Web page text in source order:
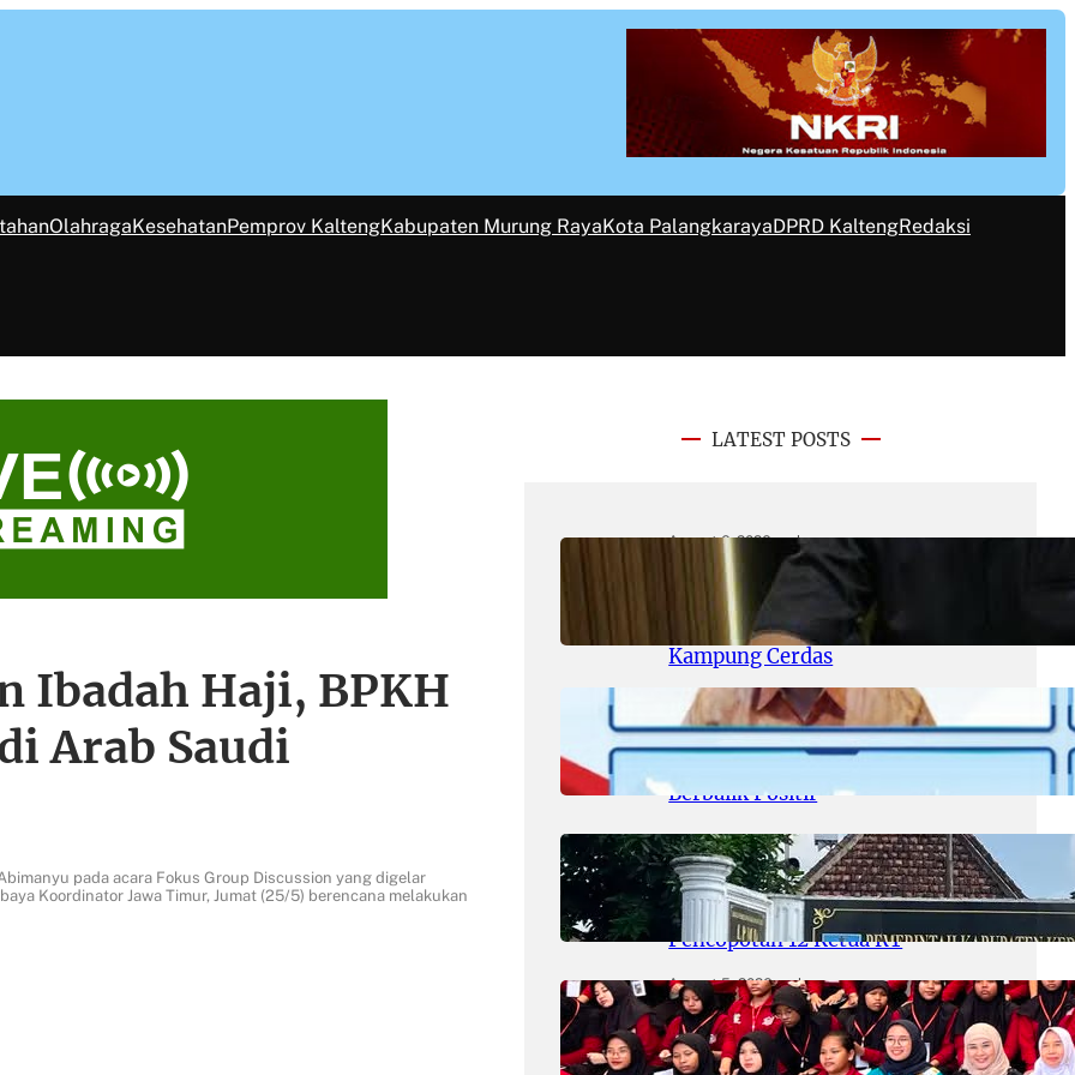
OlahragaKesehatanPemprov KaltengKabupaten Murung RayaKota PalangkarayaDPRD KaltengRedaksi
Ibadah Haji, BPKH
Arab Saudi
pada acara Fokus Group Discussion yang digelar
Koordinator Jawa Timur, Jumat (25/5) berencana melakukan
LATEST POSTS
August 6, 2026.areknews
DPRD Surabaya Pastikan
Program Kampung Pancasila
Terakomodasi Dalam Raperda
Kampung Cerdas
August 6, 2026.areknews
Sektor Jasa Keuangan Stabil, OJK
Berbalik Positif
August 5, 2026.areknews
Heboh! Usai Disorot Media, Kades
Duwet ‘Angkat’ Bicara Soal
Pencopotan 12 Ketua RT
August 5, 2026.areknews
Tinjau Kesiapan SR Kedung
Cowek, Komisi D Sebut Fasilitas